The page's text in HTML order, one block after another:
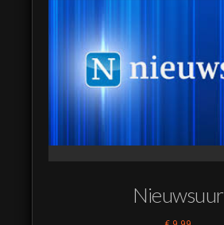
Nieuwsuur